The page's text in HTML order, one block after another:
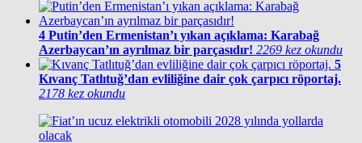
4 Putin’den Ermenistan’ı yıkan açıklama: Karabağ
Azerbaycan’ın ayrılmaz bir parçasıdır! 2269 kez okundu
5
Kıvanç Tatlıtuğ’dan evliliğine dair çok çarpıcı röportaj.
2178 kez okundu